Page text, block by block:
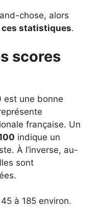
chose, alors
ces statistiques.
scores
est une bonne
française. Un
indique un
À l’inverse, au-
sont
à 185 environ.